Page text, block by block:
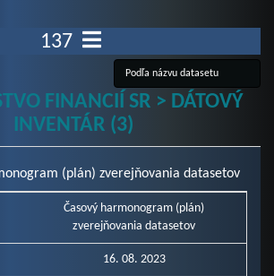
137
FINANCIÍ SR > DÁTOVÝ
INVENTÁR (3)
(plán) zverejňovania datasetov
Časový harmonogram (plán)
zverejňovania datasetov
16. 08. 2023